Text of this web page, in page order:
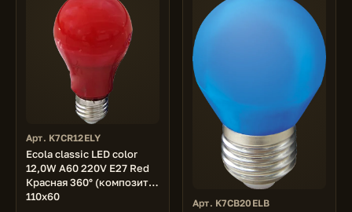
Арт. K7CR12ELY
Ecola classic LED color
12,0W A60 220V E27 Red
Красная 360° (композит)
110x60
Арт. K7CB20ELB